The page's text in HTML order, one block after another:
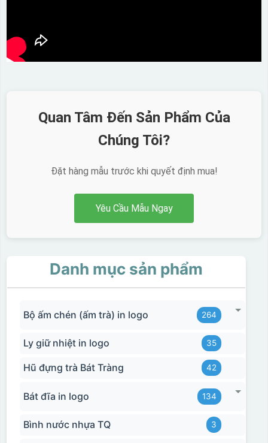
Quan Tâm Đến Sản Phẩm Của
Chúng Tôi?
Đặt hàng mẫu trước khi quyết định mua!
Yêu Cầu Mẫu Ngay
Danh mục sản phẩm
Bộ ấm chén (ấm trà) in logo 264
Ly giữ nhiệt in logo 35
Hũ đựng trà Bát Tràng 42
Bát đĩa in logo 134
Bình nước nhựa TQ 3